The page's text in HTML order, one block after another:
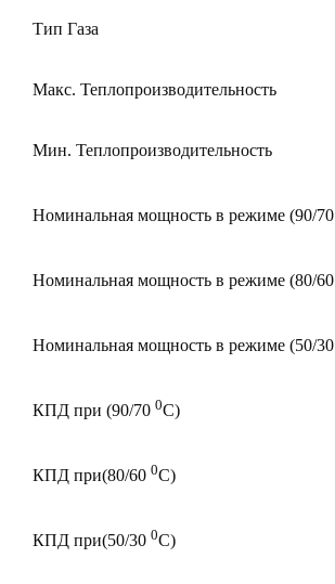
Тип Газа
Макс. Теплопроизводительность
Мин. Теплопроизводительность
Номинальная мощность в режиме (90/70
Номинальная мощность в режиме (80/60
Номинальная мощность в режиме (50/30
КПД при (90/70 0С)
КПД при(80/60 0С)
КПД при(50/30 0С)